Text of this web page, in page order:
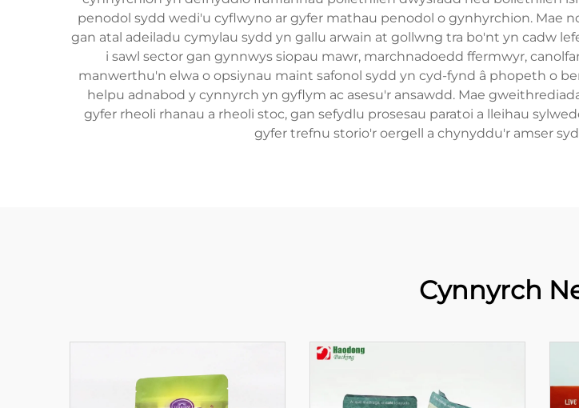
penodol sydd wedi'u cyflwyno ar gyfer mathau penodol o gynhyrchion. Mae
gan atal adeiladu cymylau sydd yn gallu arwain at gollwng tra bo'nt yn cadw
i sawl sector gan gynnwys siopau mawr, marchnadoedd ffermwyr,
manwerthu'n elwa o opsiynau maint safonol sydd yn cyd-fynd â phopeth o
helpu adnabod y cynnyrch yn gyflym ac asesu'r ansawdd. Mae
gyfer rheoli rhanau a rheoli stoc, gan sefydlu prosesau paratoi a lleihau
gyfer trefnu storio'r oergell a chynyddu'r amser
Cynnyrch